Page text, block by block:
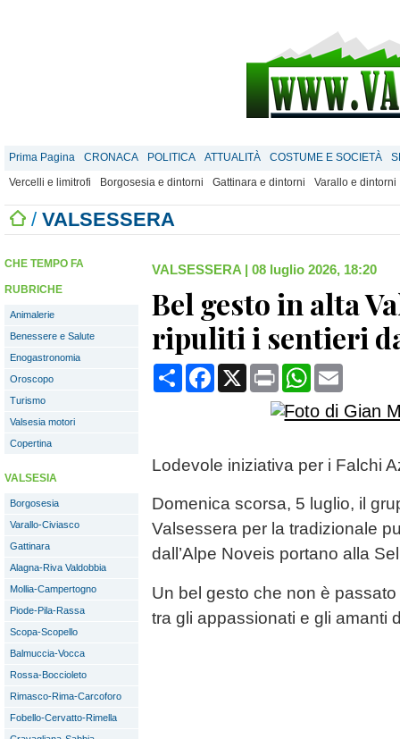
Prima Pagina CRONACA POLITICA ATTUALITÀ COSTUME E SOCIETÀ
Vercelli e limitrofi
Borgosesia e dintorni Gattinara e dintorni Varallo e dintorni
/ VALSESSERA
CHE TEMPO FA
RUBRICHE
Animalerie
Benessere e Salute
Enogastronomia
Oroscopo
Turismo
Valsesia motori
Copertina
VALSESIA
Borgosesia
Varallo-Civiasco
Gattinara
Alagna-Riva Valdobbia
Mollia-Campertogno
Piode-Pila-Rassa
Scopa-Scopello
Balmuccia-Vocca
Rossa-Boccioleto
Rimasco-Rima-Carcoforo
Fobello-Cervatto-Rimella
VALSESSERA | 08 luglio 2026, 18:20
Bel gesto in alta
ripuliti i sentieri
CondividiFacebook
X Print WhatsApp
Lodevole iniziativa per i Falchi
Domenica scorsa, 5 luglio, il
Valsessera per la tradizionale
dall’Alpe Noveis portano alla
Un bel gesto che non è
tra gli appassionati e gli amanti